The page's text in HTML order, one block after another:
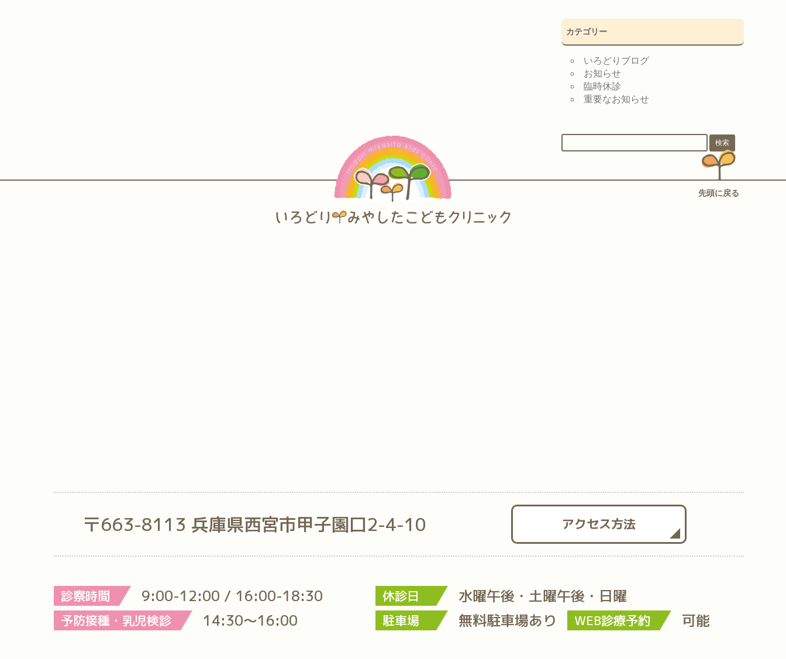
カテゴリー
いろどりブログ
お知らせ
臨時休診
重要なお知らせ
先頭に戻る
〒663-8113 兵庫県西宮市甲子園口2-4-10 アクセス方法
診察時間 9:00-12:00 / 16:00-18:30
予防接種・乳児検診 14:30～16:00
休診日 水曜午後・土曜午後・日曜
駐車場 無料駐車場あり WEB診療予約 可能